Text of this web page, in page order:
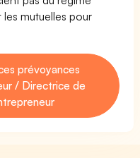
mutuelles pour
prévoyances
/ Directrice de